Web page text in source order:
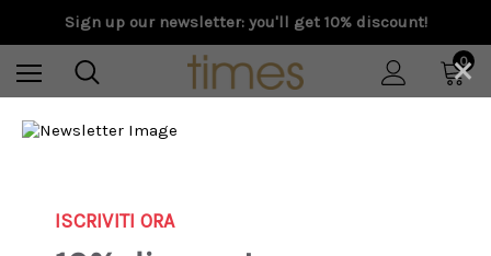
Sign up our newsletter: you'll get 10% discount!
0
Home
×
ISCRIVITI ORA